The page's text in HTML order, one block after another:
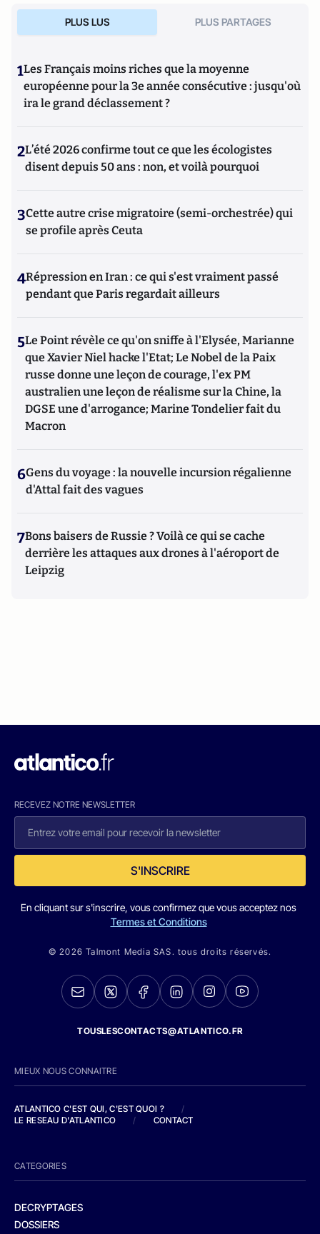
PLUS LUS PLUS PARTAGES
1Les Français moins riches que la moyenne
européenne pour la 3e année consécutive : jusqu'où
ira le grand déclassement ?
2L’été 2026 confirme tout ce que les écologistes
disent depuis 50 ans : non, et voilà pourquoi
3Cette autre crise migratoire (semi-orchestrée) qui
se profile après Ceuta
4Répression en Iran : ce qui s'est vraiment passé
pendant que Paris regardait ailleurs
5Le Point révèle ce qu'on sniffe à l'Elysée, Marianne
que Xavier Niel hacke l'Etat; Le Nobel de la Paix
russe donne une leçon de courage, l'ex PM
australien une leçon de réalisme sur la Chine, la
DGSE une d'arrogance; Marine Tondelier fait du
Macron
6Gens du voyage : la nouvelle incursion régalienne
d'Attal fait des vagues
7Bons baisers de Russie ? Voilà ce qui se cache
derrière les attaques aux drones à l'aéroport de
Leipzig
RECEVEZ NOTRE NEWSLETTER
S'INSCRIRE
En cliquant sur s'inscrire, vous confirmez que vous acceptez nos
Termes et Conditions
© 2026 Talmont Media SAS. tous droits réservés.
TOUSLESCONTACTS@ATLANTICO.FR
MIEUX NOUS CONNAITRE
ATLANTICO C'EST QUI, C'EST QUOI ?
/
LE RESEAU D'ATLANTICO
/ CONTACT
CATEGORIES
DECRYPTAGES
DOSSIERS